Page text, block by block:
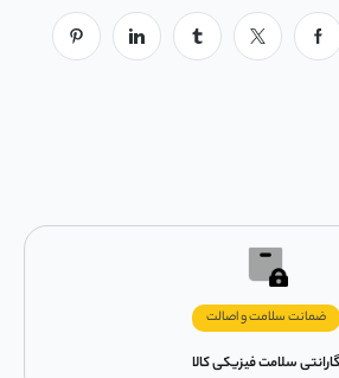
ضمانت سلامت و اصالت
گارانتی سلامت فیزیکی کالا